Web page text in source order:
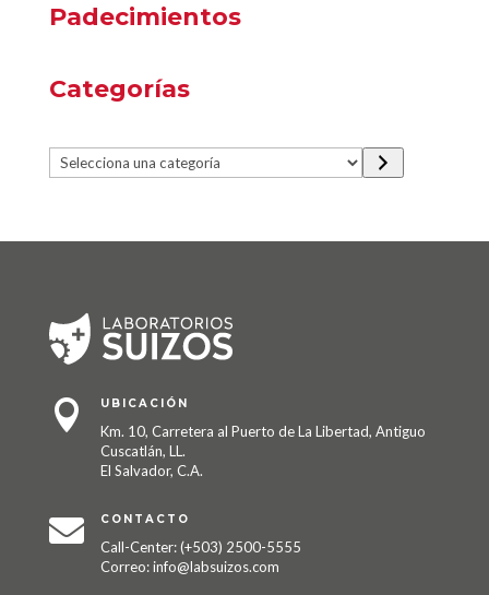
Padecimientos
Categorías
Selecciona
una
 UBICACIÓN
Km. 10, Carretera al Puerto de La Libertad, Antiguo
Cuscatlán, LL.
El Salvador, C.A.
 CONTACTO
Call-Center: (+503) 2500-5555
Correo: info@labsuizos.com